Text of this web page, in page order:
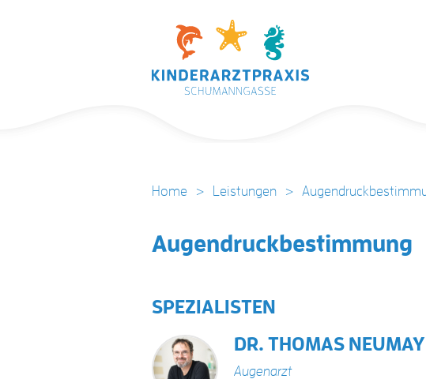
Home > Leistungen >
Augendruckbestimmung
SPEZIALISTEN
DR. THOMAS
Augenarzt